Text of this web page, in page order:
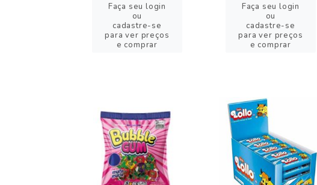
Faça seu login
ou
cadastre-se
para ver preços
e comprar
Faça seu login
ou
cadastre-se
para ver preços
e comprar